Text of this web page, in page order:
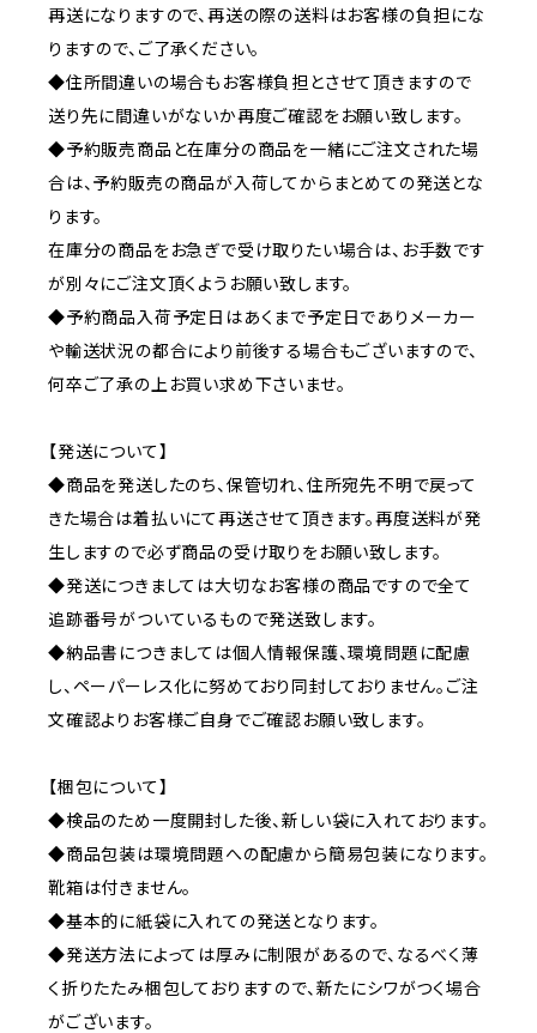
再送になりますので、再送の際の送料はお客様の負担にな
りますので、ご了承ください。
◆住所間違いの場合もお客様負担とさせて頂きますので
送り先に間違いがないか再度ご確認をお願い致します。
◆予約販売商品と在庫分の商品を一緒にご注文された場
合は、予約販売の商品が入荷してからまとめての発送とな
ります。
在庫分の商品をお急ぎで受け取りたい場合は、お手数です
が別々にご注文頂くようお願い致します。
◆予約商品入荷予定日はあくまで予定日でありメーカー
や輸送状況の都合により前後する場合もございますので、
何卒ご了承の上お買い求め下さいませ。
【発送について】
◆商品を発送したのち、保管切れ、住所宛先不明で戻って
きた場合は着払いにて再送させて頂きます。再度送料が発
生しますので必ず商品の受け取りをお願い致します。
◆発送につきましては大切なお客様の商品ですので全て
追跡番号がついているもので発送致します。
◆納品書につきましては個人情報保護、環境問題に配慮
し、ペーパーレス化に努めており同封しておりません。ご注
文確認よりお客様ご自身でご確認お願い致します。
【梱包について】
◆検品のため一度開封した後、新しい袋に入れております。
◆商品包装は環境問題への配慮から簡易包装になります。
靴箱は付きません。
◆基本的に紙袋に入れての発送となります。
◆発送方法によっては厚みに制限があるので、なるべく薄
く折りたたみ梱包しておりますので、新たにシワがつく場合
がございます。